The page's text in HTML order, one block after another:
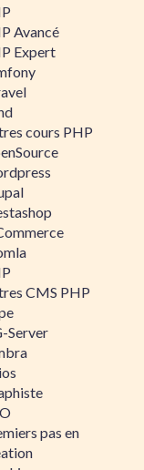
Avancé
Expert
cours PHP
CMS PHP
Server
pas en